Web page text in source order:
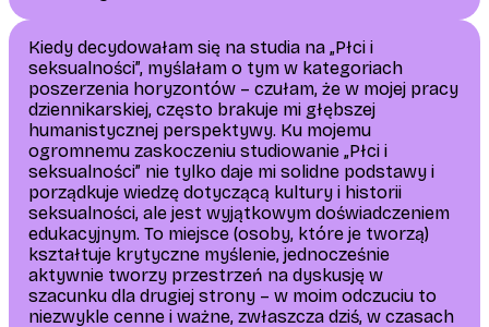
Kiedy decydowałam się na studia na „Płci i
seksualności”, myślałam o tym w kategoriach
poszerzenia horyzontów – czułam, że w mojej pracy
dziennikarskiej, często brakuje mi głębszej
humanistycznej perspektywy. Ku mojemu
ogromnemu zaskoczeniu studiowanie „Płci i
seksualności” nie tylko daje mi solidne podstawy i
porządkuje wiedzę dotyczącą kultury i historii
seksualności, ale jest wyjątkowym doświadczeniem
edukacyjnym. To miejsce (osoby, które je tworzą)
kształtuje krytyczne myślenie, jednocześnie
aktywnie tworzy przestrzeń na dyskusję w
szacunku dla drugiej strony – w moim odczuciu to
niezwykle cenne i ważne, zwłaszcza dziś, w czasach